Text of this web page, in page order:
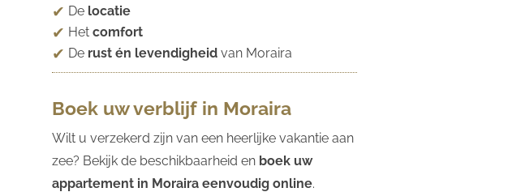
De locatie
Hetcomfort
De rust én levendigheid van Moraira
Boek uw verblijf in Moraira
Wilt u verzekerd zijn van een heerlijke vakantie aan
zee? Bekijk de beschikbaarheid en boek uw
appartement in Moraira eenvoudig online.